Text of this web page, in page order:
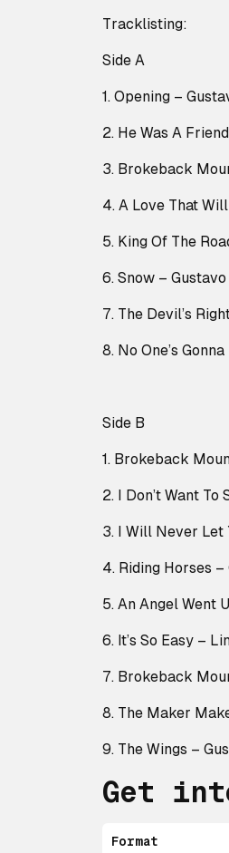
Tracklisting:
Side A
1. Opening –
2. He Was A
3. Brokeback
4. A Love That
5. King Of The
6. Snow –
7. The Devil’s
8. No One’s
Side B
1. Brokeback
2. I Don’t Want
3. I Will Never Let
4. Riding Horses
5. An Angel Went
6. It’s So Easy –
7. Brokeback
8. The Maker
9. The Wings –
Get
Format